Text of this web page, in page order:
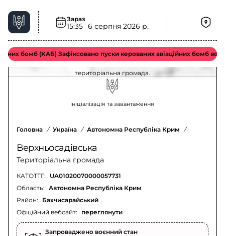
Зараз
15:35 6 серпня 2026 р.
бомб (КАБ) Зафіксовано пуски керованих авіаційних бомб
Загроза артилерії у Верхньосадівська
територіальна громада – актуальна ситуація
Оновлення щодо загрози артилерії у Верхньосадівська
територіальна громада.
ініціалізація та завантаження
Головна / Україна / Автономна Республіка Крим /
Верхньосадівська
Територіальна громада
КАТОТТГ: UA01020070000057731
Офіційний вебсайт: переглянути
Область: Автономна Республіка Крим
Район:
Бахчисарайський
Запроваджено воєнний стан